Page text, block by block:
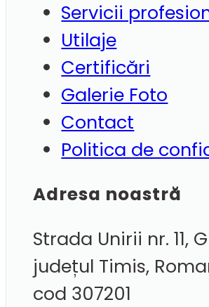
Servicii
Utilaje
Certificări
Galerie Foto
Contact
Politica de
Adresa noastră
Strada Unirii nr. 11,
județul Timis,
cod 307201